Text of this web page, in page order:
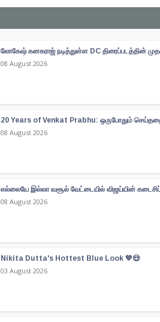
லோகேஷ் கனகராஜ் நடித்துள்ள DC திரைப்படத்தின்
08 August 2026
20 Years of Venkat Prabhu: ஒருபோதும்
08 August 2026
எல்லையே இல்லா வசூல் வேட்டையில் விஜய்யின்
08 August 2026
Nikita Dutta's Hottest Blue Look 💙😍
03 August 2026